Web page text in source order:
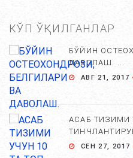
КЎП ЎҚИЛГАНЛАР
БЎЙИН
ДАВОЛАШ. ...
АВГ 21, 2017
АСАБ ТИЗИМИ
СЕН 27, 2017